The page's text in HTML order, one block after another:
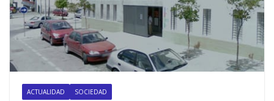
ACTUALIDAD SOCIEDAD